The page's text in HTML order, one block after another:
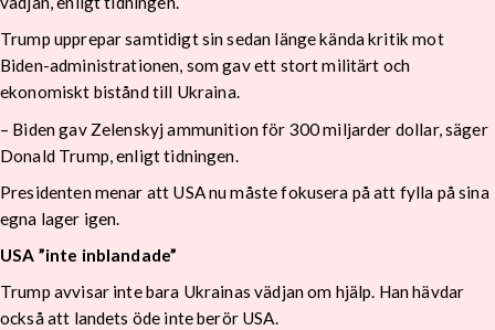
Trump upprepar samtidigt sin sedan länge kända kritik mot
Biden-administrationen, som gav ett stort militärt och
ekonomiskt bistånd till Ukraina.
– Biden gav Zelenskyj ammunition för 300 miljarder dollar, säger
Donald Trump, enligt tidningen.
Presidenten menar att USA nu måste fokusera på att fylla på sina
egna lager igen.
USA ”inte inblandade”
Trump avvisar inte bara Ukrainas vädjan om hjälp. Han hävdar
också att landets öde inte berör USA.